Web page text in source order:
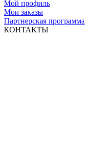
Мой профиль
Мои заказы
Партнерская программа
КОНТАКТЫ